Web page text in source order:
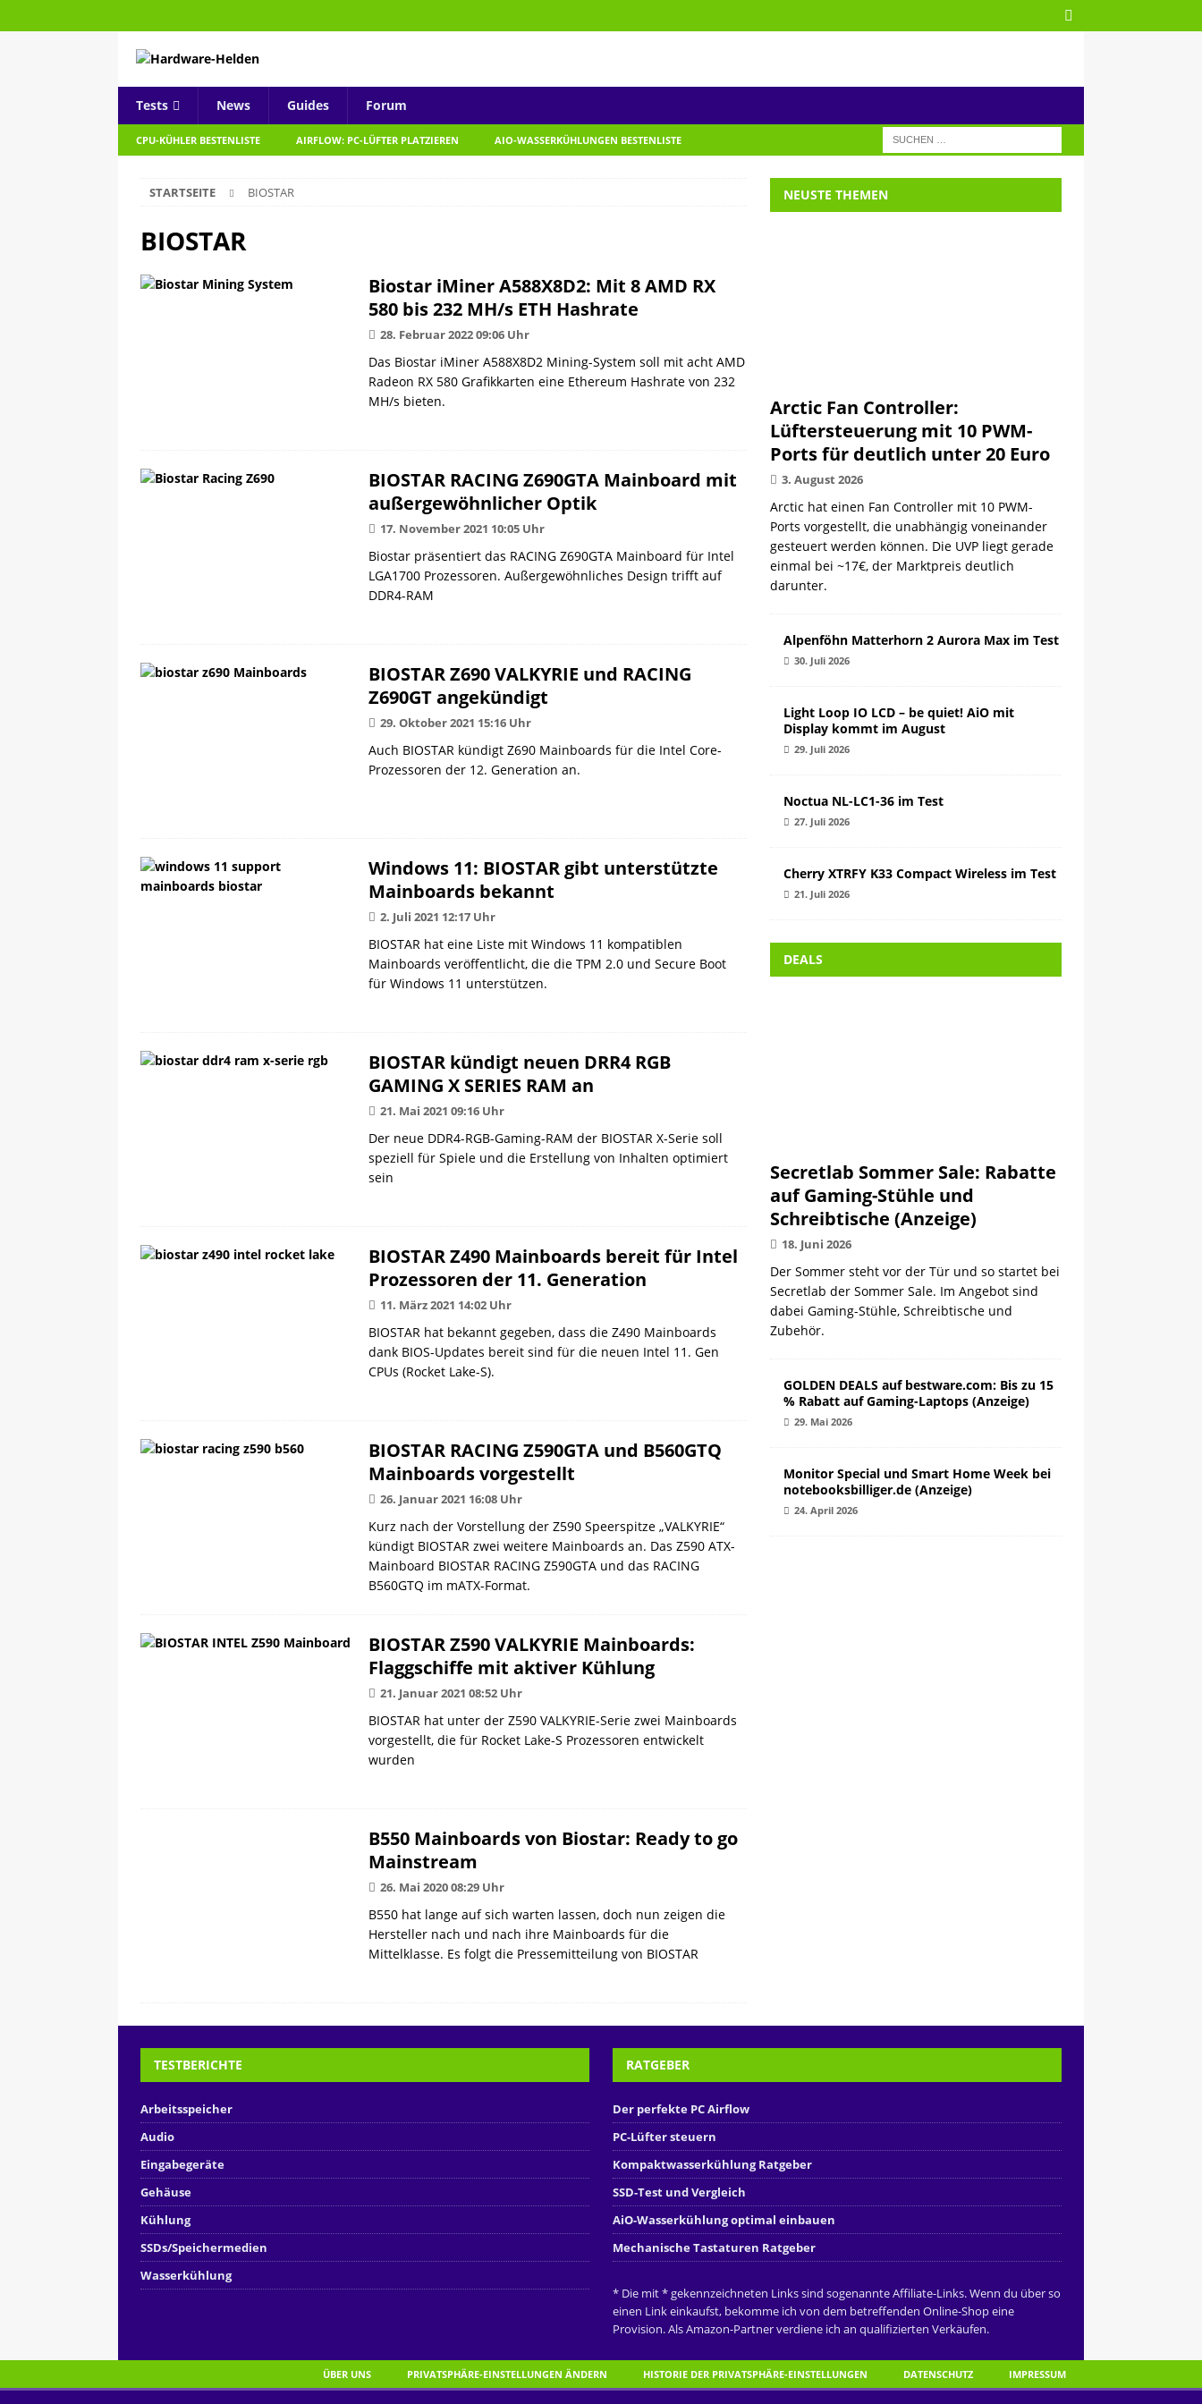
Tests News Guides Forum
CPU-KÜHLER BESTENLISTE AIRFLOW: PC-LÜFTER PLATZIEREN AIO-WASSERKÜHLUNGEN BESTENLISTE
STARTSEITE BIOSTAR
BIOSTAR
Biostar iMiner A588X8D2: Mit 8 AMD RX
580 bis 232 MH/s ETH Hashrate
28. Februar 2022 09:06 Uhr
Das Biostar iMiner A588X8D2 Mining-System soll mit acht AMD
Radeon RX 580 Grafikkarten eine Ethereum Hashrate von 232
MH/s bieten.
BIOSTAR RACING Z690GTA Mainboard mit
außergewöhnlicher Optik
17. November 2021 10:05 Uhr
Biostar präsentiert das RACING Z690GTA Mainboard für Intel
LGA1700 Prozessoren. Außergewöhnliches Design trifft auf
DDR4-RAM
BIOSTAR Z690 VALKYRIE und RACING
Z690GT angekündigt
29. Oktober 2021 15:16 Uhr
Auch BIOSTAR kündigt Z690 Mainboards für die Intel Core-
Prozessoren der 12. Generation an.
Windows 11: BIOSTAR gibt unterstützte
Mainboards bekannt
2. Juli 2021 12:17 Uhr
BIOSTAR hat eine Liste mit Windows 11 kompatiblen
Mainboards veröffentlicht, die die TPM 2.0 und Secure Boot
für Windows 11 unterstützen.
BIOSTAR kündigt neuen DRR4 RGB
GAMING X SERIES RAM an
21. Mai 2021 09:16 Uhr
Der neue DDR4-RGB-Gaming-RAM der BIOSTAR X-Serie soll
speziell für Spiele und die Erstellung von Inhalten optimiert
sein
BIOSTAR Z490 Mainboards bereit für Intel
Prozessoren der 11. Generation
11. März 2021 14:02 Uhr
BIOSTAR hat bekannt gegeben, dass die Z490 Mainboards
dank BIOS-Updates bereit sind für die neuen Intel 11. Gen
CPUs (Rocket Lake-S).
BIOSTAR RACING Z590GTA und B560GTQ
Mainboards vorgestellt
26. Januar 2021 16:08 Uhr
Kurz nach der Vorstellung der Z590 Speerspitze „VALKYRIE“
kündigt BIOSTAR zwei weitere Mainboards an. Das Z590 ATX-
Mainboard BIOSTAR RACING Z590GTA und das RACING
B560GTQ im mATX-Format.
BIOSTAR Z590 VALKYRIE Mainboards:
Flaggschiffe mit aktiver Kühlung
21. Januar 2021 08:52 Uhr
BIOSTAR hat unter der Z590 VALKYRIE-Serie zwei Mainboards
vorgestellt, die für Rocket Lake-S Prozessoren entwickelt
wurden
B550 Mainboards von Biostar: Ready to go
Mainstream
26. Mai 2020 08:29 Uhr
B550 hat lange auf sich warten lassen, doch nun zeigen die
Hersteller nach und nach ihre Mainboards für die
Mittelklasse. Es folgt die Pressemitteilung von BIOSTAR
NEUSTE THEMEN
Arctic Fan Controller:
Lüftersteuerung mit 10 PWM-
Ports für deutlich unter 20 Euro
3. August 2026
Arctic hat einen Fan Controller mit 10 PWM-
Ports vorgestellt, die unabhängig voneinander
gesteuert werden können. Die UVP liegt gerade
einmal bei ~17€, der Marktpreis deutlich
darunter.
Alpenföhn Matterhorn 2 Aurora Max im Test
30. Juli 2026
Light Loop IO LCD – be quiet! AiO mit
Display kommt im August
29. Juli 2026
Noctua NL-LC1-36 im Test
27. Juli 2026
Cherry XTRFY K33 Compact Wireless im Test
21. Juli 2026
DEALS
Secretlab Sommer Sale: Rabatte
auf Gaming-Stühle und
Schreibtische (Anzeige)
18. Juni 2026
Der Sommer steht vor der Tür und so startet bei
Secretlab der Sommer Sale. Im Angebot sind
dabei Gaming-Stühle, Schreibtische und
Zubehör.
GOLDEN DEALS auf bestware.com: Bis zu 15
% Rabatt auf Gaming-Laptops (Anzeige)
29. Mai 2026
Monitor Special und Smart Home Week bei
notebooksbilliger.de (Anzeige)
24. April 2026
TESTBERICHTE
Arbeitsspeicher
Audio
Eingabegeräte
Gehäuse
Kühlung
SSDs/Speichermedien
Wasserkühlung
RATGEBER
Der perfekte PC Airflow
PC-Lüfter steuern
Kompaktwasserkühlung Ratgeber
SSD-Test und Vergleich
AiO-Wasserkühlung optimal einbauen
Mechanische Tastaturen Ratgeber
* Die mit * gekennzeichneten Links sind sogenannte Affiliate-Links. Wenn du über so
einen Link einkaufst, bekomme ich von dem betreffenden Online-Shop eine
Provision. Als Amazon-Partner verdiene ich an qualifizierten Verkäufen.
ÜBER UNS PRIVATSPHÄRE-EINSTELLUNGEN ÄNDERN HISTORIE DER PRIVATSPHÄRE-EINSTELLUNGEN DATENSCHUTZ IMPRESSUM